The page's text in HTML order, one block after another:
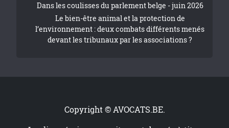
Dans les coulisses du parlement belge - juin 2026
Le bien-être animal et la protection de
l’environnement : deux combats différents menés
devant les tribunaux par les associations ?
Copyright © AVOCATS.BE.